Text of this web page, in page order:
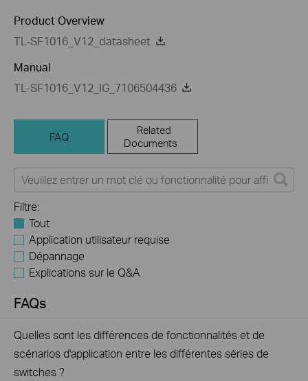
Product Overview
TL-SF1016_V12_datasheet
Manual
TL-SF1016_V12_IG_7106504436
FAQ
Related
Documents
Filtre:
Tout
Application utilisateur requise
Dépannage
Explications sur le Q&A
FAQs
Quelles sont les différences de fonctionnalités et de
scénarios d'application entre les différentes séries de
switches ?